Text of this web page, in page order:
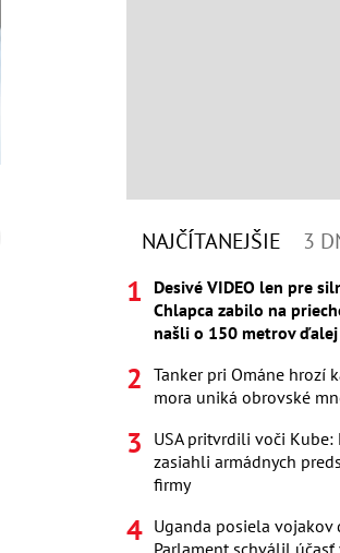
NAJČÍTANEJŠIE 3
Desivé VIDEO len pre
Chlapca zabilo na
našli o 150 metrov ďalej
Tanker pri Ománe hrozí
mora uniká obrovské
USA pritvrdili voči Kube:
zasiahli armádnych
firmy
Uganda posiela vojakov